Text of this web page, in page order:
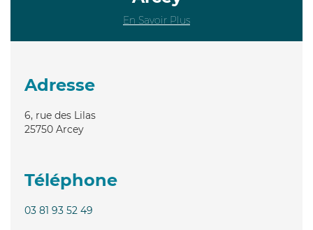
En Savoir Plus
Adresse
6, rue des Lilas
25750 Arcey
Téléphone
03 81 93 52 49